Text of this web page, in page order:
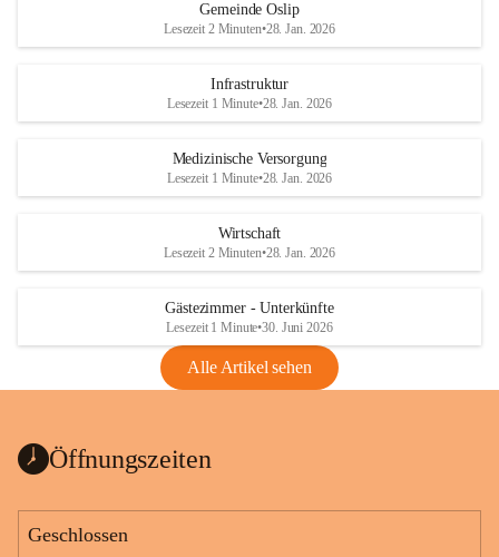
Gemeinde Oslip
Lesezeit 2 Minuten•28. Jan. 2026
Infrastruktur
Lesezeit 1 Minute•28. Jan. 2026
Medizinische Versorgung
Lesezeit 1 Minute•28. Jan. 2026
Wirtschaft
Lesezeit 2 Minuten•28. Jan. 2026
Gästezimmer - Unterkünfte
Lesezeit 1 Minute•30. Juni 2026
Alle Artikel sehen
Öffnungszeiten
Geschlossen